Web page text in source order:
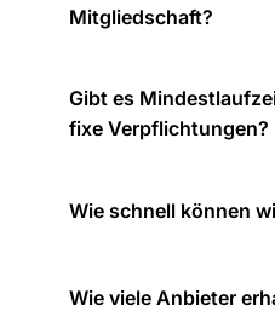
Mitgliedschaft?
Gibt es
fixe Verpflichtungen?
Wie schnell können
Wie viele Anbieter